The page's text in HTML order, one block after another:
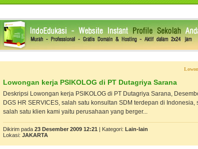
Lowongan kerja PSIKOLOG di PT Dutagriya Sarana
Deskripsi Lowongan kerja PSIKOLOG di PT Dutagriya Sarana,
DGS HR SERVICES, salah satu konsultan SDM terdepan di Indonesia,
salah satu klien kami yaitu perusahaan yang berger...
Dikirim pada 23 Desember 2009 12:21 | Kategori: Lain-lain
Lokasi: JAKARTA